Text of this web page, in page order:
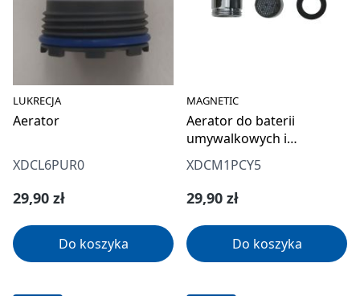
LUKRECJA
Aerator
XDCL6PUR0
Cena regularna:
29,90 zł
Do koszyka
MAGNETIC
Aerator do baterii
umywalkowych i
zlewozmywakowych do
filtracji wody
XDCM1PCY5
Cena regularna:
29,90 zł
Do koszyka